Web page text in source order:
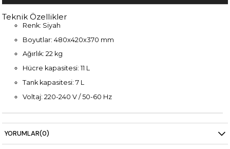
Teknik Özellikler
Renk: Siyah
Boyutlar: 480x420x370 mm
Ağırlık: 22 kg
Hücre kapasitesi: 11 L
Tank kapasitesi: 7 L
Voltaj: 220-240 V / 50-60 Hz
YORUMLAR(0)